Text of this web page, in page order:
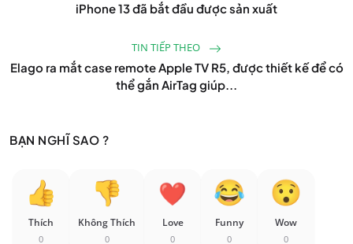
iPhone 13 đã bắt đầu được sản xuất
TIN TIẾP THEO
Elago ra mắt case remote Apple TV R5, được thiết kế để có
thể gắn AirTag giúp...
BẠN NGHĨ SAO ?
Thích
0
Không Thích
0
Love
0
Funny
0
Wow
0